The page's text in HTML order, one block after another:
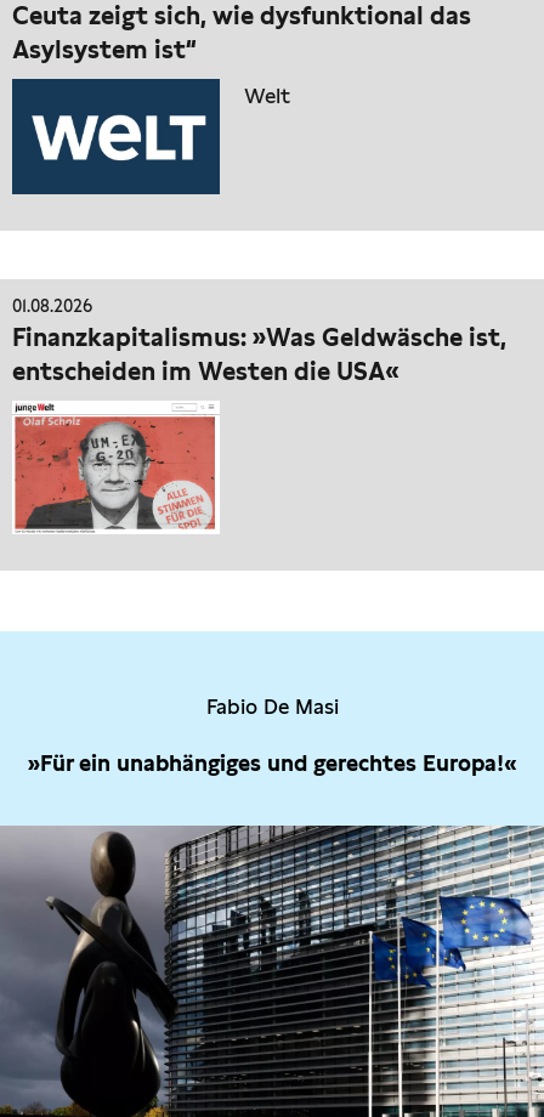
Ceuta zeigt sich, wie dysfunktional das
Asylsystem ist“
Welt
01.08.2026
Finanzkapitalismus: »Was Geldwäsche ist,
entscheiden im Westen die USA«
Fabio De Masi
»Für ein unabhängiges und gerechtes Europa!«